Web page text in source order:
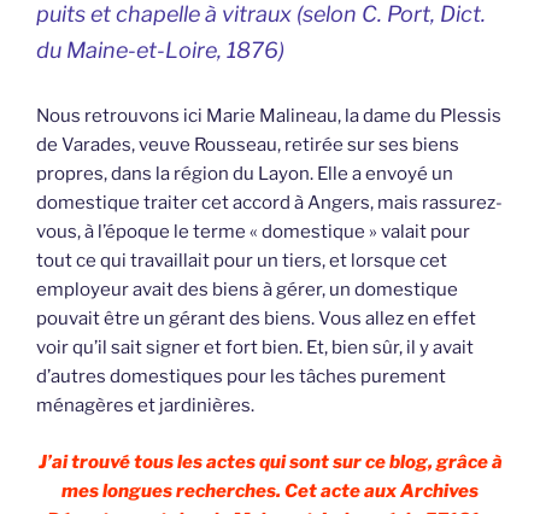
puits et chapelle à vitraux (selon C. Port, Dict.
du Maine-et-Loire, 1876)
Nous retrouvons ici Marie Malineau, la dame du Plessis
de Varades, veuve Rousseau, retirée sur ses biens
propres, dans la région du Layon. Elle a envoyé un
domestique traiter cet accord à Angers, mais rassurez-
vous, à l’époque le terme « domestique » valait pour
tout ce qui travaillait pour un tiers, et lorsque cet
employeur avait des biens à gérer, un domestique
pouvait être un gérant des biens. Vous allez en effet
voir qu’il sait signer et fort bien. Et, bien sûr, il y avait
d’autres domestiques pour les tâches purement
ménagères et jardinières.
J’ai trouvé tous les actes qui sont sur ce blog, grâce à
mes longues recherches. Cet acte aux Archives